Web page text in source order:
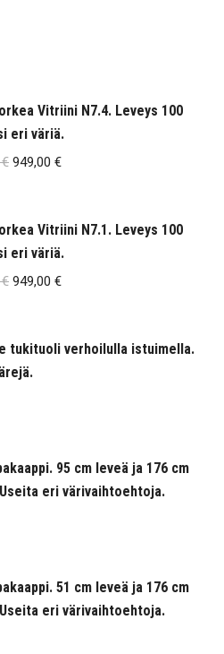
Vitriini N7.4. Leveys 100
eri väriä.
€ Alkuperäinen
1
358,00 €.
949,00 €Nykyinen
949,00 €.
Vitriini N7.1. Leveys 100
eri väriä.
€ Alkuperäinen
1
358,00 €.
949,00 €Nykyinen
949,00 €.
tukituoli verhoilulla istuimella.
95 cm leveä ja 176 cm
eri värivaihtoehtoja.
51 cm leveä ja 176 cm
eri värivaihtoehtoja.